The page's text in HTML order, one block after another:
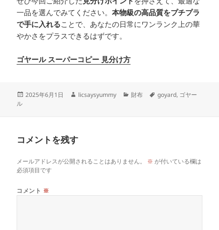
一品を選んでみてください。本物級の高品質をプチプラ
で手に入れることで、あなたの日常にワンランク上の華
やかさをプラスできるはずです。
ゴヤール スーパーコピー 見分け方
投
2025年6月1日
作
licsaysyummy
カ
財布
タ
goyard, ゴヤー
ル
コメントを残す
メールアドレスが公開されることはありません。 ※ が付いている欄は
必須項目です
コメント ※